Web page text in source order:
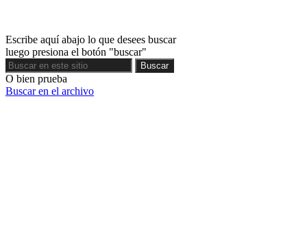
Escribe aquí abajo lo que desees buscar
luego presiona el botón "buscar"
Buscar
Buscar
O bien prueba
Buscar en el archivo